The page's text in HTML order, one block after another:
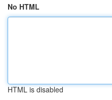
No HTML
HTML is disabled